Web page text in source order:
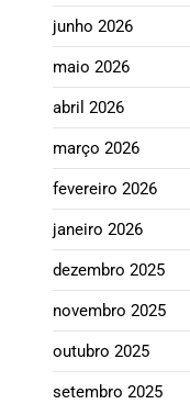
junho 2026
maio 2026
abril 2026
março 2026
fevereiro 2026
janeiro 2026
dezembro 2025
novembro 2025
outubro 2025
setembro 2025